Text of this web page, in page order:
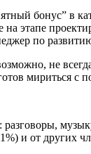
бонус”
этапе
по
не
и от